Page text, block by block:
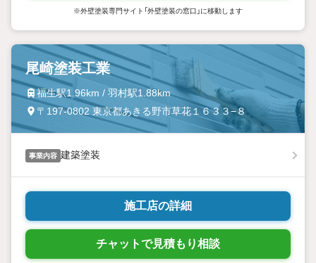
※外壁塗装専門サイト「外壁塗装の窓口」に移動します
尾崎塗装工業
福生駅1.96km / 羽村駅1.88km
〒197-0802 東京都あきる野市草花１６３３−８
事業内容 建築塗装
施工店の詳細
チャットで見積もり相談